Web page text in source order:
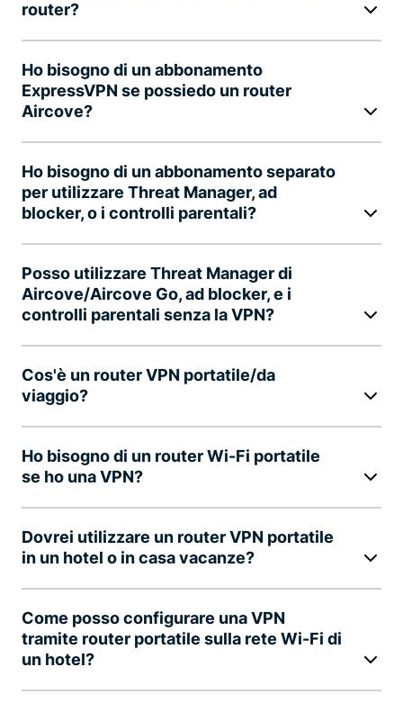
router?
Ho bisogno di un abbonamento
ExpressVPN se possiedo un router
Aircove?
Ho bisogno di un abbonamento separato
per utilizzare Threat Manager, ad
blocker, o i controlli parentali?
Posso utilizzare Threat Manager di
Aircove/Aircove Go, ad blocker, e i
controlli parentali senza la VPN?
Cos'è un router VPN portatile/da
viaggio?
Ho bisogno di un router Wi-Fi portatile
se ho una VPN?
Dovrei utilizzare un router VPN portatile
in un hotel o in casa vacanze?
Come posso configurare una VPN
tramite router portatile sulla rete Wi-Fi di
un hotel?